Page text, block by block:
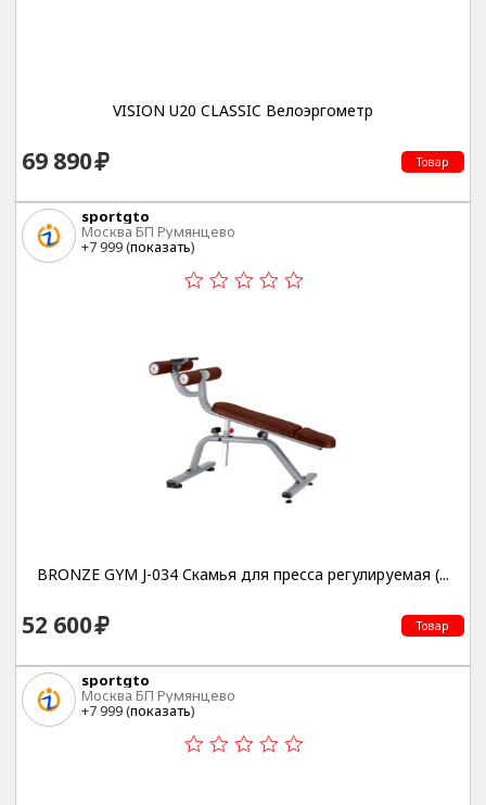
VISION U20 CLASSIC Велоэргометр
69 890 Товар
sportgto
Москва БП Румянцево
+7 999 (показать)
BRONZE GYM J-034 Скамья для пресса регулируемая (...
52 600 Товар
sportgto
Москва БП Румянцево
+7 999 (показать)